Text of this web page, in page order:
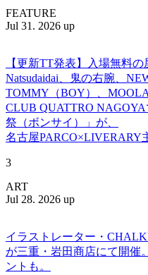
FEATURE
Jul 31. 2026 up
【更新TT発表】入場無料の
Natsudaidai、鬼の右腕、
TOMMY（BOY）、MOOLA
CLUB QUATTRO
祭（ボンサイ）」が、
名古屋PARCO×LIVERARY
3
ART
Jul 28. 2026 up
イラストレーター・
が三重・岩田商店にて開催
ントも。